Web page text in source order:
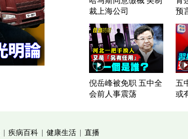
裁上海公司
预
倪岳峰被免职 五中全
会前人事震荡
五
或
| 疾病百科 | 健康生活 | 直播